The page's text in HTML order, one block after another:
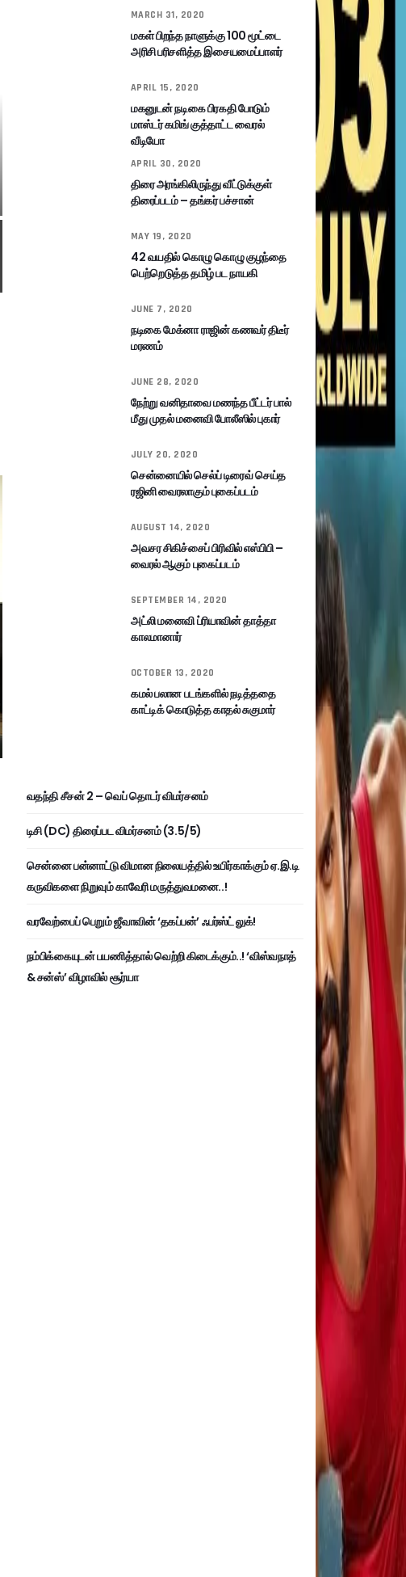
MARCH 31, 2020
மகள் பிறந்த நாளுக்கு 100 மூட்டை
அரிசி பரிசளித்த இசையமைப்பாளர்
APRIL 15, 2020
மகனுடன் நடிகை பிரகதி போடும்
மாஸ்டர் கமிங் குத்தாட்ட வைரல்
வீடியோ
APRIL 30, 2020
திரை அரங்கிலிருந்து வீட்டுக்குள்
திரைப்படம் – தங்கர் பச்சான்
MAY 19, 2020
42 வயதில் கொழு கொழு குழந்தை
பெற்றெடுத்த தமிழ் பட நாயகி
JUNE 7, 2020
நடிகை மேக்னா ராஜின் கணவர் திடீர்
மரணம்
JUNE 28, 2020
நேற்று வனிதாவை மணந்த பீட்டர் பால்
மீது முதல் மனைவி போலீஸில் புகார்
JULY 20, 2020
சென்னையில் செல்ப் டிரைவ் செய்த
ரஜினி வைரலாகும் புகைப்படம்
AUGUST 14, 2020
அவசர சிகிச்சைப் பிரிவில் எஸ்பிபி –
வைரல் ஆகும் புகைப்படம்
SEPTEMBER 14, 2020
அட்லி மனைவி ப்ரியாவின் தாத்தா
காலமானார்
OCTOBER 13, 2020
கமல் பலான படங்களில் நடித்ததை
காட்டிக் கொடுத்த காதல் சுகுமார்
வதந்தி சீசன் 2 – வெப் தொடர் விமர்சனம்
டிசி (DC) திரைப்பட விமர்சனம் (3.5/5)
சென்னை பன்னாட்டு விமான நிலையத்தில் உயிர்காக்கும் ஏ.இ.டி
கருவிகளை நிறுவும் காவேரி மருத்துவமனை..!
வரவேற்பைப் பெறும் ஜீவாவின் ‘தகப்பன்’ ஃபர்ஸ்ட் லுக்!
நம்பிக்கையுடன் பயணித்தால் வெற்றி கிடைக்கும்..! ‘விஸ்வநாத்
& சன்ஸ்’ விழாவில் சூர்யா